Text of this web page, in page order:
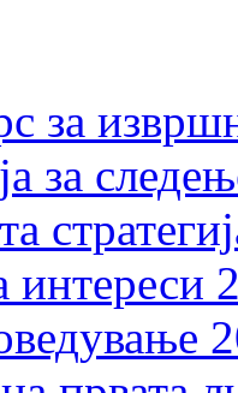
за
за
интереси